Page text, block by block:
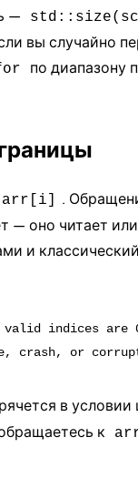
—
вы случайно
по диапазону
arr[i]
.
— оно читает
и
indices are
в условии
к